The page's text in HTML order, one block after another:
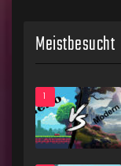
Meistbesucht